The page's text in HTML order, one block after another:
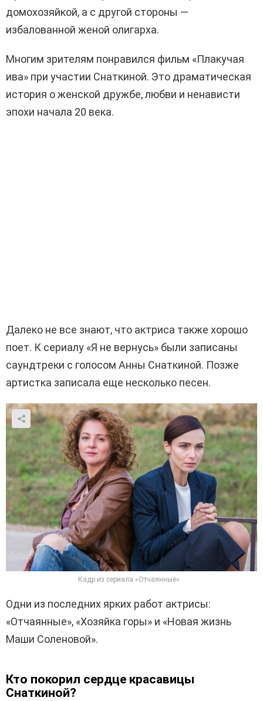
домохозяйкой, а с другой стороны —
избалованной женой олигарха.
Многим зрителям понравился фильм «Плакучая
ива» при участии Снаткиной. Это драматическая
история о женской дружбе, любви и ненависти
эпохи начала 20 века.
Далеко не все знают, что актриса также хорошо
поет. К сериалу «Я не вернусь» были записаны
саундтреки с голосом Анны Снаткиной. Позже
артистка записала еще несколько песен.
Кадр из сериала «Отчаянные»
Одни из последних ярких работ актрисы:
«Отчаянные», «Хозяйка горы» и «Новая жизнь
Маши Соленовой».
Кто покорил сердце красавицы
Снаткиной?